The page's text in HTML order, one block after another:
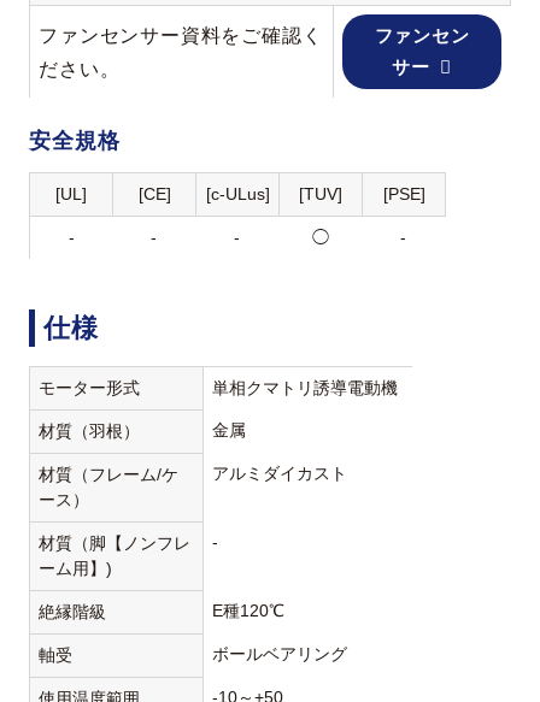
ファンセンサー資料をご確認く
ださい。
ファンセン
サー
安全規格
[UL] [CE] [c-ULus] [TUV] [PSE]
- - - ◯ -
仕様
モーター形式 単相クマトリ誘導電動機
材質（羽根） 金属
材質（フレーム/ケ
ース）
アルミダイカスト
材質（脚【ノンフレ
ーム用】)
-
絶縁階級 E種120℃
軸受 ボールベアリング
-10～+50